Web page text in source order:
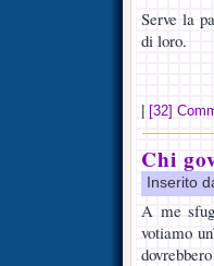
Serve la
di loro.
[32]
Chi
Inserito
A me
votiamo